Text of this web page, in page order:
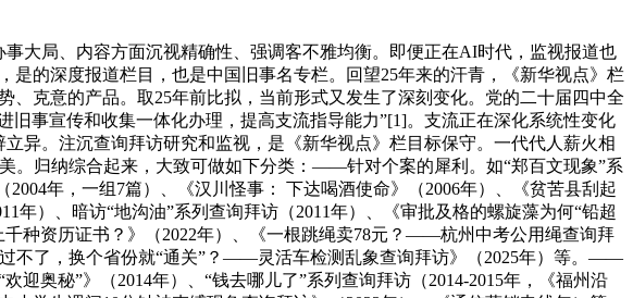
局、内容方面沉视精确性、强调客不雅均衡。即便正在AI时代，监视报道也
的深度报道栏目，也是中国旧事名专栏。回望25年来的汗青，《新华视点》栏
克意的产品。取25年前比拟，当前形式又发生了深刻变化。党的二十届四中全
事宣传和收集一体化办理，提高支流指导能力”[1]。支流正在深化系统性变化
异。注沉查询拜访研究和监视，是《新华视点》栏目标保守。一代代人薪火相
。归纳综合起来，大致可做如下分类：——针对个案的犀利。如“郑百文现象”系
年，一组7篇）、《汉川怪事： 下达喝酒使命》（2006年）、《贫苦县刮起
）、暗访“地沟油”系列查询拜访（2011年）、《审批及格的螺旋藻为何“铅超
种资历证书？》（2022年）、《一根跳绳卖78元？——杭州中考公用绳查询拜
不了，换个省份就“通关”？——灵活车检测乱象查询拜访》（2025年）等。——
奥秘”》（2014年）、“钱去哪儿了”系列查询拜访（2014-2015年，《福州沿